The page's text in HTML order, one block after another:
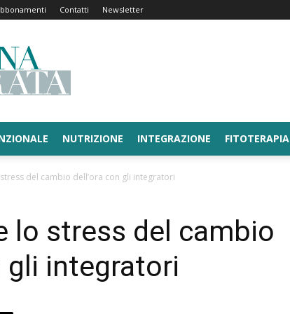
Contatti Newsletter
NUTRIZIONE INTEGRAZIONE FITOTERAPIA
del cambio dell’ora con gli integratori
lo stress del cambio
gli integratori